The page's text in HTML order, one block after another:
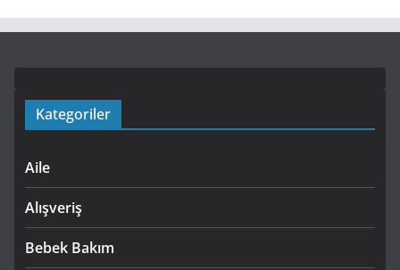
Kategoriler
Aile
Alışveriş
Bebek Bakım